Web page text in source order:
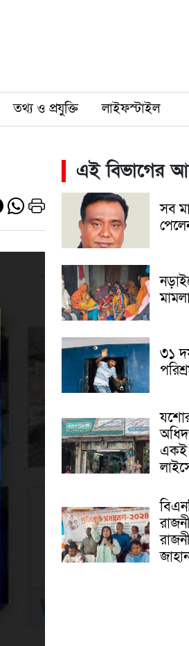
তথ্য ও প্রযুক্তি লাইফস্টাইল
এই বিভাগের
সব
৩১
যশোর
একই